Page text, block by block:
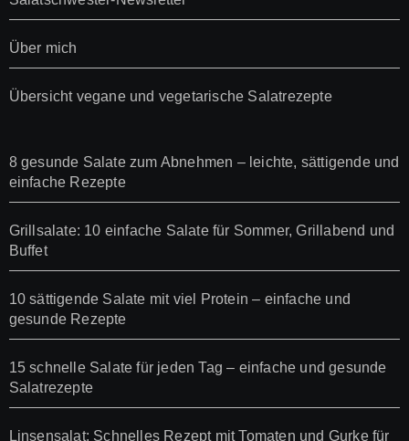
Über mich
Übersicht vegane und vegetarische Salatrezepte
8 gesunde Salate zum Abnehmen – leichte, sättigende und
einfache Rezepte
Grillsalate: 10 einfache Salate für Sommer, Grillabend und
Buffet
10 sättigende Salate mit viel Protein – einfache und
gesunde Rezepte
15 schnelle Salate für jeden Tag – einfache und gesunde
Salatrezepte
Linsensalat: Schnelles Rezept mit Tomaten und Gurke für